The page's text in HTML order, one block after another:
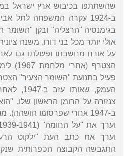
שהשתתפו בכיבוש ארץ ישראל
ב-1924 עקרה המשפחה לתל
בגימנסיה "הרצליה" ובקן "השומר
אולי יותר מכל בני דורו, משנה
על אורח מחשבתו ופעולתו גם
הצטרף
העמק,
צנזורה על הרומן הראשון שלו,
ב-1947 אחרי שפרסומו
וערך את "על החומה" (1939-1941), ועם
התגבשה הקבוצה הספרותית